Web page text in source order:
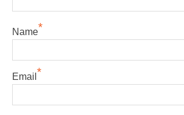
Name*
Email *